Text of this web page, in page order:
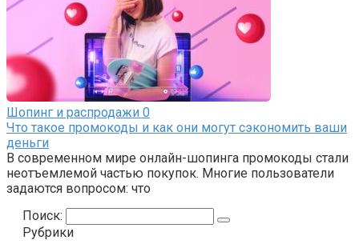
Шопинг и распродажи 0
Что такое промокоды и как они могут сэкономить ваши
деньги
В современном мире онлайн-шопинга промокоды стали
неотъемлемой частью покупок. Многие пользователи
задаются вопросом: что
Поиск:
Рубрики